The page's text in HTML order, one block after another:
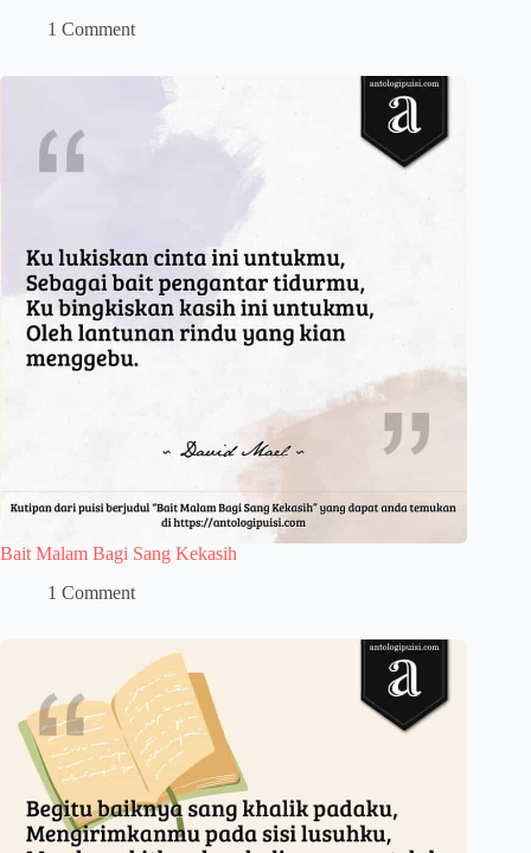
1 Comment
Bait Malam Bagi Sang Kekasih
1 Comment